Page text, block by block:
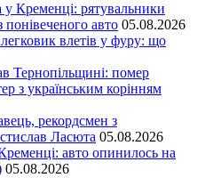
у Кременці: рятувальники
понівеченого авто 05.08.2026
влетів у фуру: що
Тернопільщині: помер
з українським корінням
рекордсмен з
Ласюта 05.08.2026
авто опинилось на
05.08.2026